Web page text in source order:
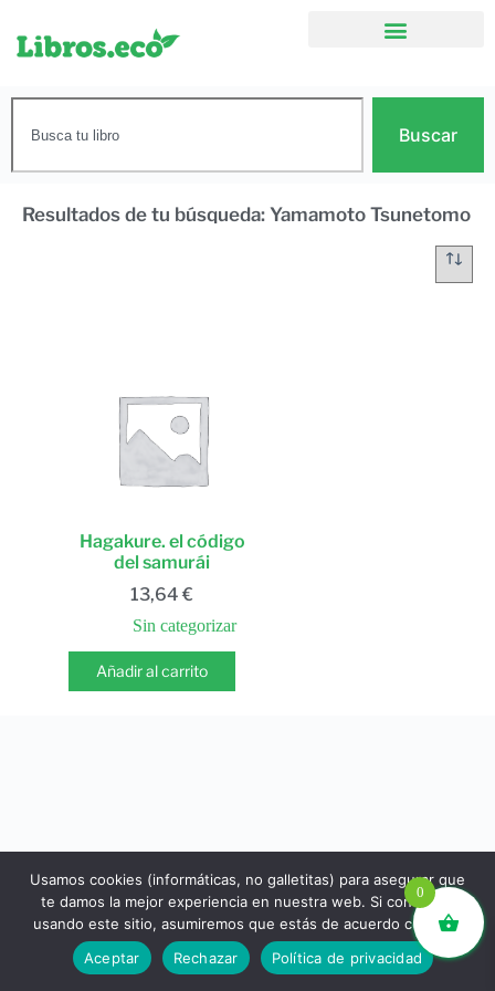
Buscar
Resultados de tu búsqueda: Yamamoto Tsunetomo
Hagakure. el código
del samurái
13,64€
Sin categorizar
Añadir al carrito
libros.eco © - Desde Barcelona para el mundo 💚 |
Devoluciones y reembolsos|Política de Privacidad
0
Usamos cookies (informáticas, no galletitas) para asegurar que
te damos la mejor experiencia en nuestra web. Si continúas
usando este sitio, asumiremos que estás de acuerdo con ello.
Aceptar
Rechazar Política de privacidad